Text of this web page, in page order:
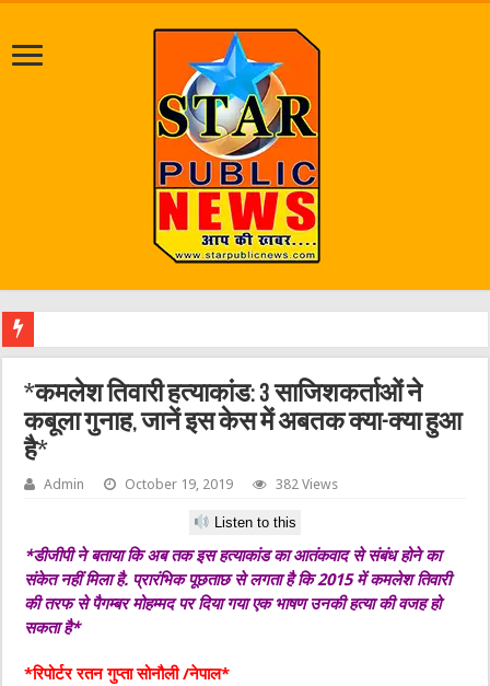
*कमलेश तिवारी हत्याकांड: 3 साजिशकर्ताओं ने
कबूला गुनाह, जानें इस केस में अबतक क्या-क्या हुआ
है*
Admin October 19, 2019 382 Views
Listen to this
*डीजीपी ने बताया कि अब तक इस हत्याकांड का आतंकवाद से संबंध होने का
संकेत नहीं मिला है. प्रारंभिक पूछताछ से लगता है कि 2015 में कमलेश तिवारी
की तरफ से पैगम्बर मोहम्मद पर दिया गया एक भाषण उनकी हत्या की वजह हो
सकता है*
*रिपोर्टर रतन गुप्ता सोनौली /नेपाल*